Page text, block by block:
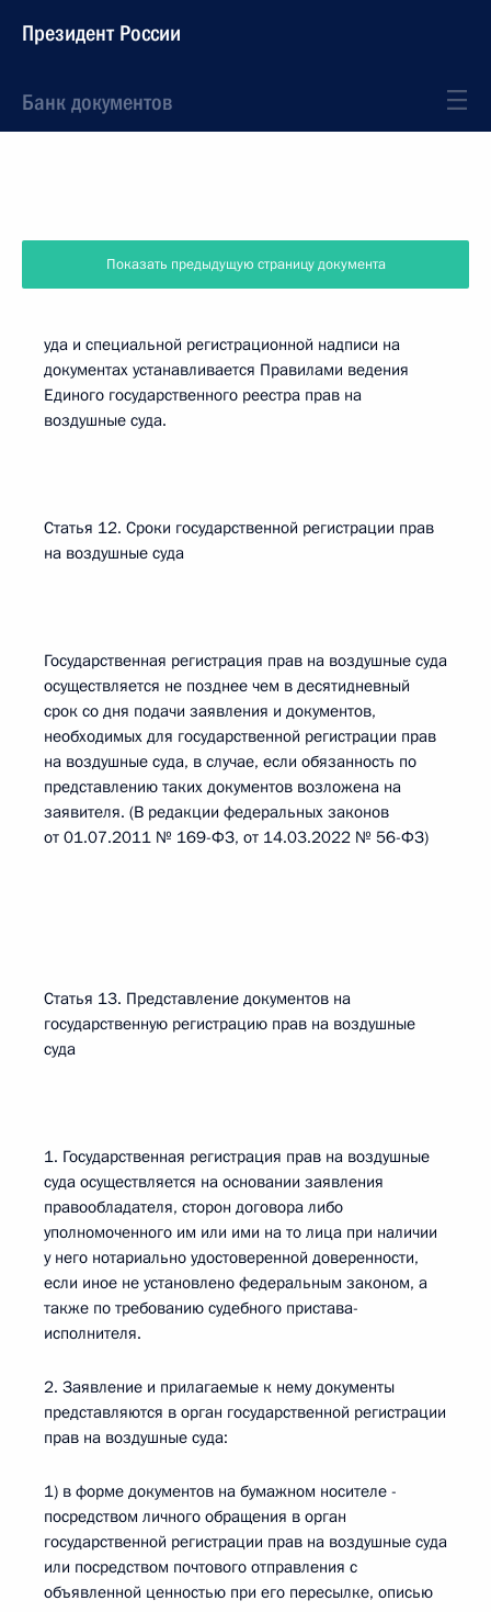
Президент России
Банк документов
Показать предыдущую страницу документа
уда и специальной регистрационной надписи на
документах устанавливается Правилами ведения
Единого государственного реестра прав на
воздушные суда.
Статья 12. Сроки государственной регистрации прав
на воздушные суда
Государственная регистрация прав на воздушные суда
осуществляется не позднее чем в десятидневный
срок со дня подачи заявления и документов,
необходимых для государственной регистрации прав
на воздушные суда, в случае, если обязанность по
представлению таких документов возложена на
заявителя. (В редакции федеральных законов
от 01.07.2011 № 169-ФЗ, от 14.03.2022 № 56-ФЗ)
Статья 13. Представление документов на
государственную регистрацию прав на воздушные
суда
1. Государственная регистрация прав на воздушные
суда осуществляется на основании заявления
правообладателя, сторон договора либо
уполномоченного им или ими на то лица при наличии
у него нотариально удостоверенной доверенности,
если иное не установлено федеральным законом, а
также по требованию судебного пристава-
исполнителя.
2. Заявление и прилагаемые к нему документы
представляются в орган государственной регистрации
прав на воздушные суда:
1) в форме документов на бумажном носителе -
посредством личного обращения в орган
государственной регистрации прав на воздушные суда
или посредством почтового отправления с
объявленной ценностью при его пересылке, описью